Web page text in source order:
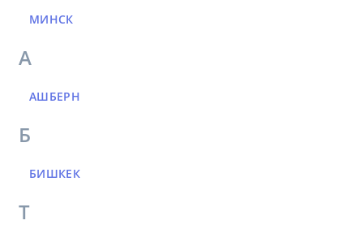
МИНСК
А
АШБЕРН
Б
БИШКЕК
Т